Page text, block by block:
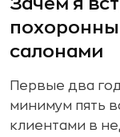
Зачем я
салонами
Первые два
минимум пять
клиентами в